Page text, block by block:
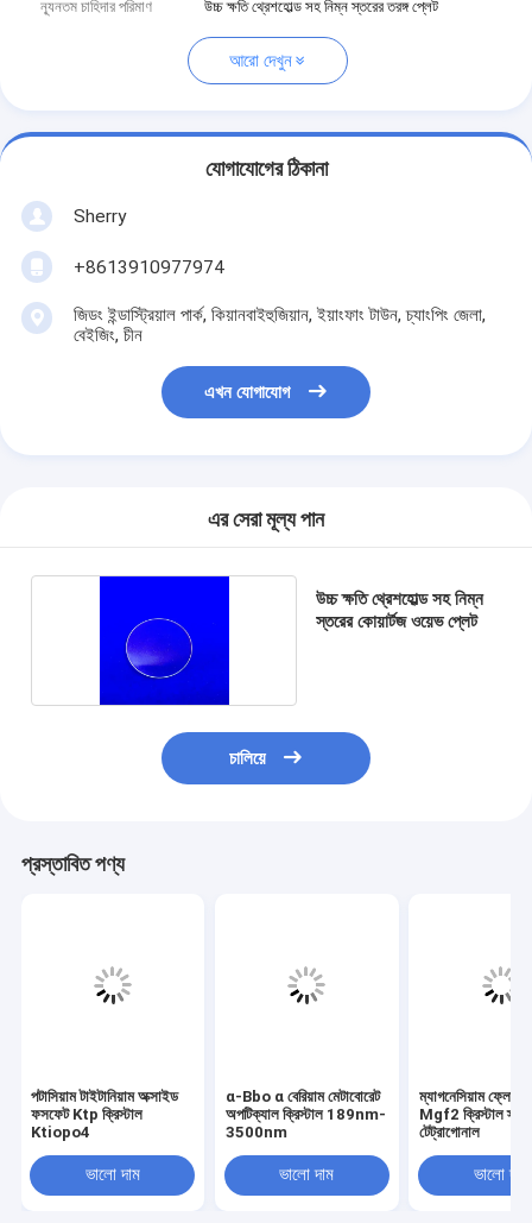
ন্যূনতম চাহিদার পরিমাণ
উচ্চ ক্ষতি থ্রেশহোল্ড সহ নিম্ন স্তরের তরঙ্গ প্লেট
আরো দেখুন
যোগাযোগের ঠিকানা
Sherry
+8613910977974
জিডং ইন্ডাস্ট্রিয়াল পার্ক, কিয়ানবাইহুজিয়ান, ইয়াংফাং টাউন, চ্যাংপিং জেলা,
বেইজিং, চীন
এখন যোগাযোগ
এর সেরা মূল্য পান
উচ্চ ক্ষতি থ্রেশহোল্ড সহ নিম্ন
স্তরের কোয়ার্টজ ওয়েভ প্লেট
চালিয়ে
প্রস্তাবিত পণ্য
পটাসিয়াম টাইটানিয়াম অক্সাইড
ফসফেট Ktp ক্রিস্টাল
Ktiopo4
ভালো দাম
α-Bbo α বেরিয়াম মেটাবোরেট
অপটিক্যাল ক্রিস্টাল 189nm-
3500nm
ভালো দাম
ম্যাগনেসিয়াম
Mgf2 ক্রিস্টাল
টেট্রাগোনাল
ভালো দাম